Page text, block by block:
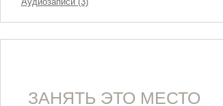
ЗАНЯТЬ ЭТО МЕСТО